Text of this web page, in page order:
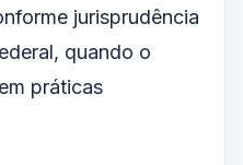
jurisprudência
quando o
práticas